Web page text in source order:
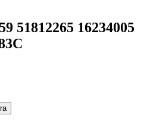
51812265 16234005